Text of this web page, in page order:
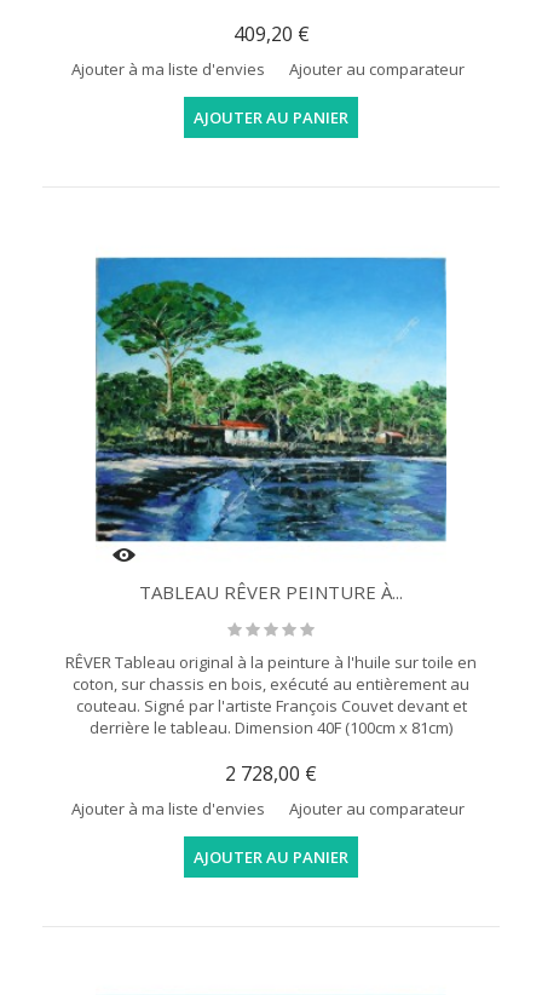
409,20 €
Ajouter à ma liste d'envies Ajouter au comparateur
AJOUTER AU PANIER
TABLEAU RÊVER PEINTURE À...
RÊVER Tableau original à la peinture à l'huile sur toile en
coton, sur chassis en bois, exécuté au entièrement au
couteau. Signé par l'artiste François Couvet devant et
derrière le tableau. Dimension 40F (100cm x 81cm)
2 728,00 €
Ajouter à ma liste d'envies Ajouter au comparateur
AJOUTER AU PANIER